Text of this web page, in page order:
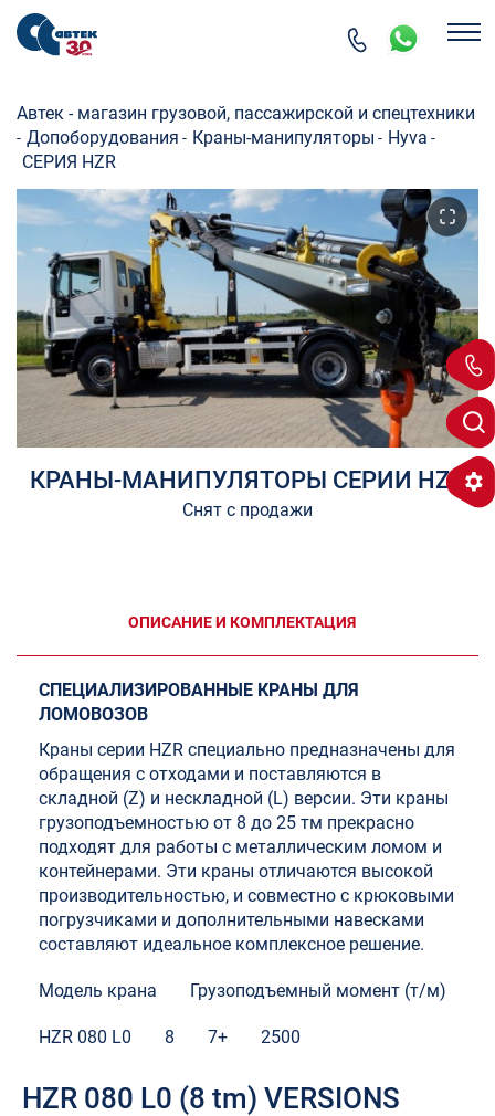
Автек - магазин грузовой, пассажирской и спецтехники
- Допоборудования - Краны-манипуляторы - Hyva -
СЕРИЯ HZR
КРАНЫ-МАНИПУЛЯТОРЫ СЕРИИ HZR
Снят с продажи
ОПИСАНИЕ И КОМПЛЕКТАЦИЯ
СПЕЦИАЛИЗИРОВАННЫЕ КРАНЫ ДЛЯ
ЛОМОВОЗОВ
Краны серии HZR специально предназначены для
обращения с отходами и поставляются в
складной (Z) и нескладной (L) версии. Эти краны
грузоподъемностью от 8 до 25 тм прекрасно
подходят для работы с металлическим ломом и
контейнерами. Эти краны отличаются высокой
производительностью, и совместно с крюковыми
погрузчиками и дополнительными навесками
составляют идеальное комплексное решение.
Модель крана Грузоподъемный момент (т/м)
HZR 080 L0 8 7+ 2500
HZR 080 L0 (8 tm) VERSIONS